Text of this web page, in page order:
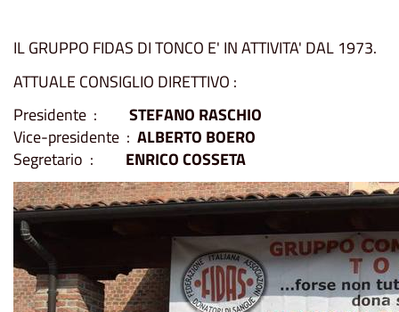
IL GRUPPO FIDAS DI TONCO E' IN ATTIVITA' DAL 1973.
ATTUALE CONSIGLIO DIRETTIVO :
Presidente :
STEFANO RASCHIO
Vice-presidente : ALBERTO BOERO
Segretario : ENRICO COSSETA